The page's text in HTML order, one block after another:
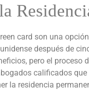
card son una
después de
pero el proceso
calificados
la residencia